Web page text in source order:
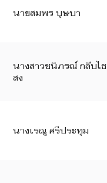
นายสมพร บุษบา
นางสาวชนิภรณ์ กลีบไธ
สง
นางเรณู ศรีประทุม